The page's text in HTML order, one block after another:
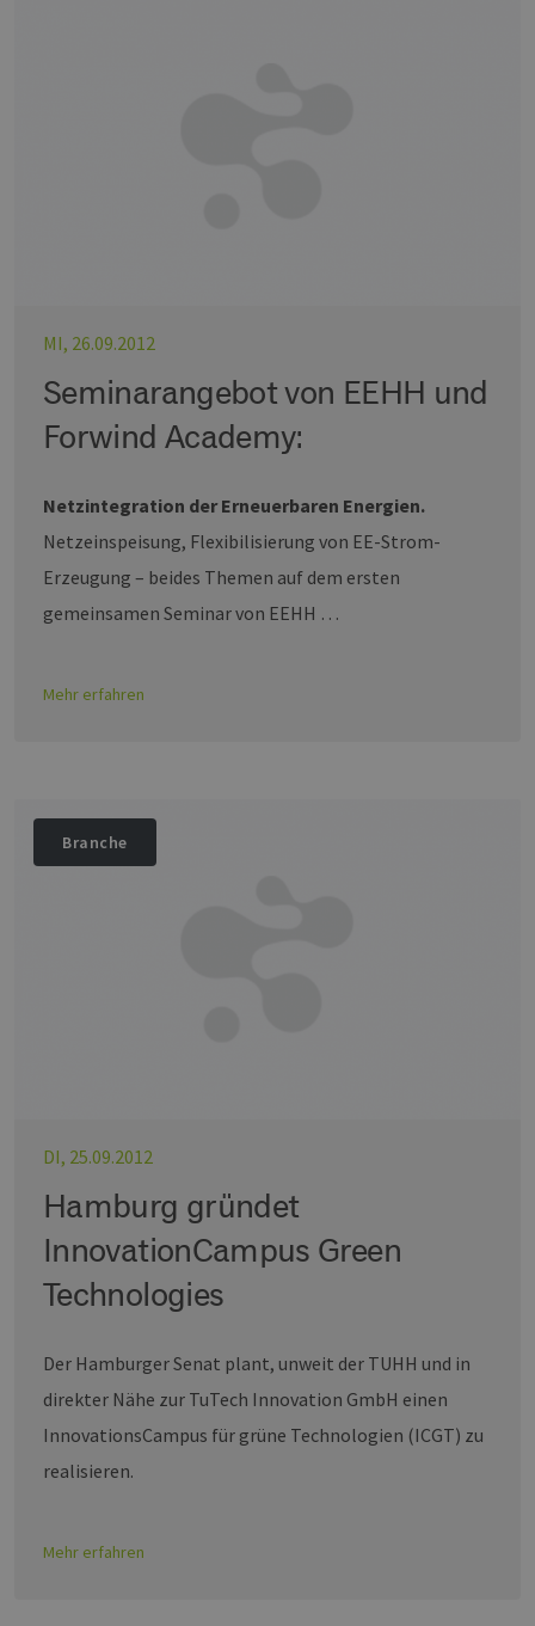
MI, 26.09.2012
Seminarangebot von EEHH und
Forwind Academy:
Netzintegration der Erneuerbaren Energien.
Netzeinspeisung, Flexibilisierung von EE-Strom-
Erzeugung – beides Themen auf dem ersten
gemeinsamen Seminar von EEHH …
Mehr erfahren
Branche
DI, 25.09.2012
Hamburg gründet
InnovationCampus Green
Technologies
Der Hamburger Senat plant, unweit der TUHH und in
direkter Nähe zur TuTech Innovation GmbH einen
InnovationsCampus für grüne Technologien (ICGT) zu
realisieren.
Mehr erfahren